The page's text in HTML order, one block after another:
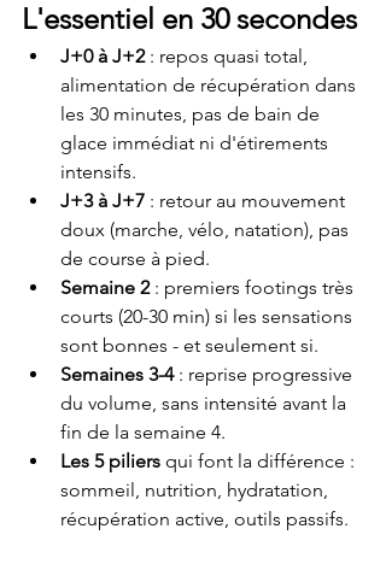
L'essentiel en 30 secondes
J+0 à J+2 : repos quasi total,
alimentation de récupération dans
les 30 minutes, pas de bain de
glace immédiat ni d'étirements
intensifs.
J+3 à J+7 : retour au mouvement
doux (marche, vélo, natation), pas
de course à pied.
Semaine 2 : premiers footings très
courts (20-30 min) si les sensations
sont bonnes - et seulement si.
Semaines 3-4 : reprise progressive
du volume, sans intensité avant la
fin de la semaine 4.
Les 5 piliers qui font la différence :
sommeil, nutrition, hydratation,
récupération active, outils passifs.